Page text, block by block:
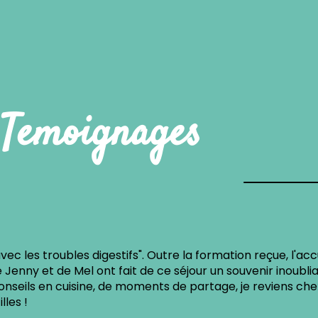
Temoignages
pour l'organisation de séjours culinaires, Jenny vous
On est assuré de faire des rencontres
découvrir des lieux insolites. Je repars en Novembre
bientôt